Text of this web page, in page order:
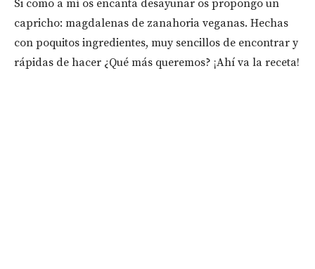
Si como a mí os encanta desayunar os propongo un
capricho: magdalenas de zanahoria veganas. Hechas
con poquitos ingredientes, muy sencillos de encontrar y
rápidas de hacer ¿Qué más queremos? ¡Ahí va la receta!